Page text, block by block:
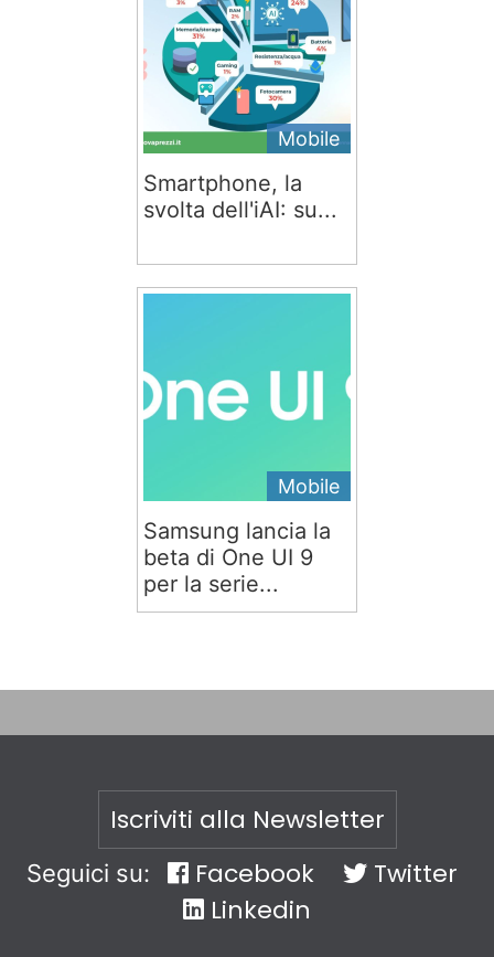
Mobile
Smartphone, la
svolta dell'iAI: su...
Mobile
Samsung lancia la
beta di One UI 9
per la serie...
Iscriviti alla Newsletter
Seguici su: Facebook
Twitter
Linkedin